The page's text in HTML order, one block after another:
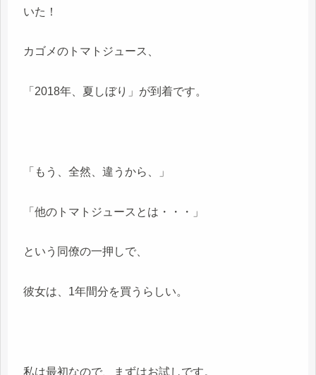
いた！
カゴメのトマトジュース、
「2018年、夏しぼり」が到着です。
「もう、全然、違うから、」
「他のトマトジュースとは・・・」
という同僚の一押しで、
彼女は、1年間分を買うらしい。
私は最初なので、まずはお試しです。